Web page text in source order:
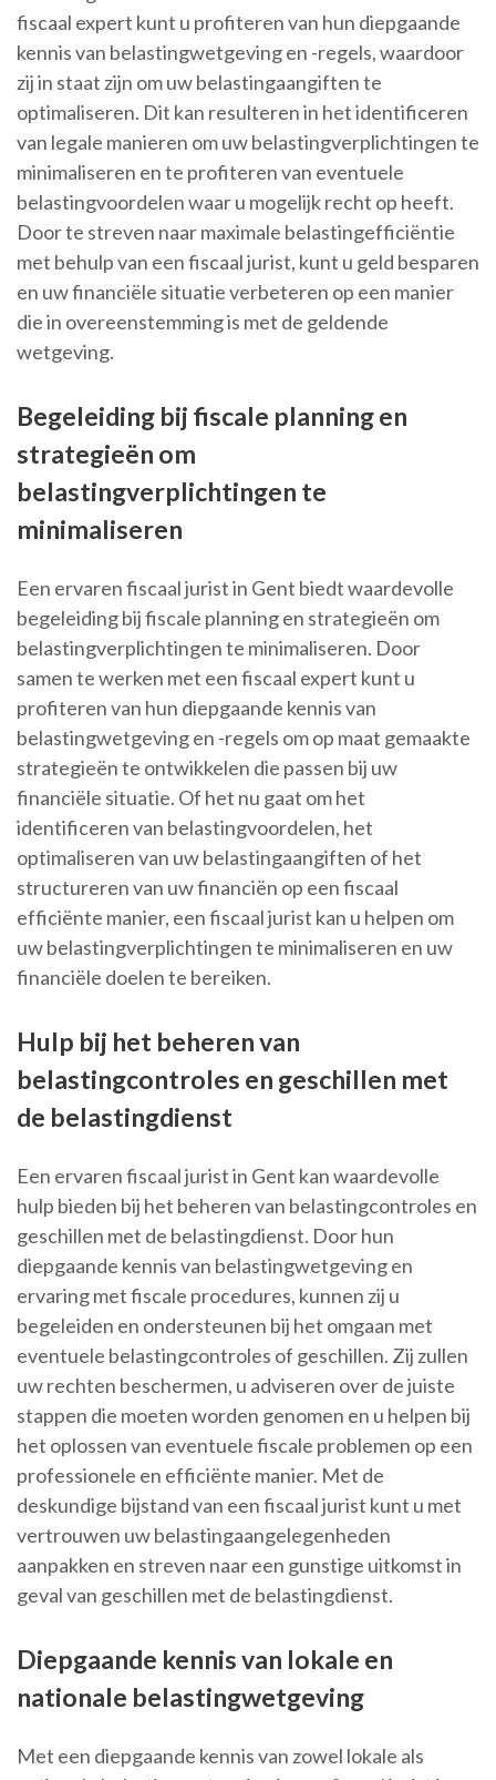
fiscaal expert kunt u profiteren van hun diepgaande
kennis van belastingwetgeving en -regels, waardoor
zij in staat zijn om uw belastingaangiften te
optimaliseren. Dit kan resulteren in het identificeren
van legale manieren om uw belastingverplichtingen te
minimaliseren en te profiteren van eventuele
belastingvoordelen waar u mogelijk recht op heeft.
Door te streven naar maximale belastingefficiëntie
met behulp van een fiscaal jurist, kunt u geld besparen
en uw financiële situatie verbeteren op een manier
die in overeenstemming is met de geldende
wetgeving.
Begeleiding bij fiscale planning en
strategieën om
belastingverplichtingen te
minimaliseren
Een ervaren fiscaal jurist in Gent biedt waardevolle
begeleiding bij fiscale planning en strategieën om
belastingverplichtingen te minimaliseren. Door
samen te werken met een fiscaal expert kunt u
profiteren van hun diepgaande kennis van
belastingwetgeving en -regels om op maat gemaakte
strategieën te ontwikkelen die passen bij uw
financiële situatie. Of het nu gaat om het
identificeren van belastingvoordelen, het
optimaliseren van uw belastingaangiften of het
structureren van uw financiën op een fiscaal
efficiënte manier, een fiscaal jurist kan u helpen om
uw belastingverplichtingen te minimaliseren en uw
financiële doelen te bereiken.
Hulp bij het beheren van
belastingcontroles en geschillen met
de belastingdienst
Een ervaren fiscaal jurist in Gent kan waardevolle
hulp bieden bij het beheren van belastingcontroles en
geschillen met de belastingdienst. Door hun
diepgaande kennis van belastingwetgeving en
ervaring met fiscale procedures, kunnen zij u
begeleiden en ondersteunen bij het omgaan met
eventuele belastingcontroles of geschillen. Zij zullen
uw rechten beschermen, u adviseren over de juiste
stappen die moeten worden genomen en u helpen bij
het oplossen van eventuele fiscale problemen op een
professionele en efficiënte manier. Met de
deskundige bijstand van een fiscaal jurist kunt u met
vertrouwen uw belastingaangelegenheden
aanpakken en streven naar een gunstige uitkomst in
geval van geschillen met de belastingdienst.
Diepgaande kennis van lokale en
nationale belastingwetgeving
Met een diepgaande kennis van zowel lokale als